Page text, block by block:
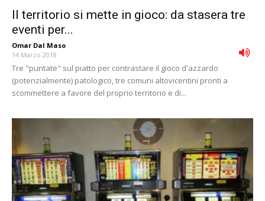
Il territorio si mette in gioco: da stasera tre
eventi per...
Omar Dal Maso -
14 Marzo 2018
Tre "puntate" sul piatto per contrastare il gioco d'azzardo
(potenzialmente) patologico, tre comuni altovicentini pronti a
scommettere a favore del proprio territorio e di...